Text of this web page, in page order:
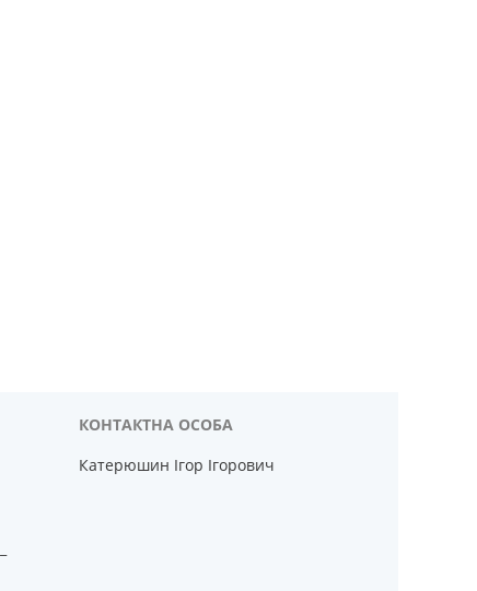
Катерюшин Ігор Ігорович